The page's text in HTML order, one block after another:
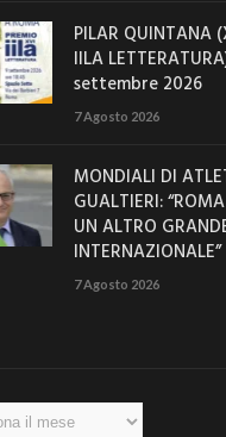
PILAR QUINTANA
IILA
settembre 2026
7 Agosto 2026
MONDIALI DI
GUALTIERI:
UN ALTRO
INTERNAZIONALE”
7 Agosto 2026